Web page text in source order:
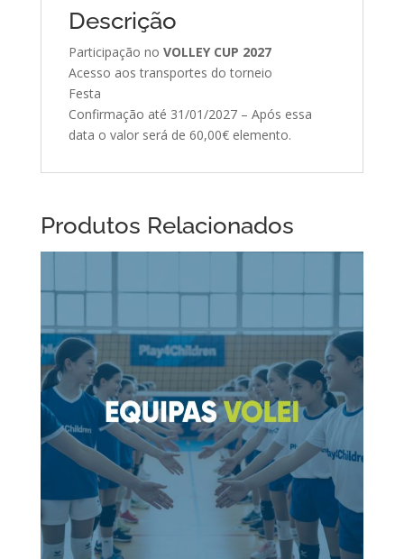
Descrição
Participação no VOLLEY CUP 2027
Acesso aos transportes do torneio
Festa
Confirmação até 31/01/2027 – Após essa
data o valor será de 60,00€ elemento.
Produtos Relacionados